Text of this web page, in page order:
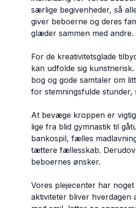
særlige begivenheder, så
giver beboerne og deres
glæder sammen med andre.
For de kreativitetsglade
kan udfolde sig
bog og gode samtaler om
for stemningsfulde
At bevæge kroppen er
lige fra blid gymnastik til
bankospil, fælles
tættere fællesskab.
beboernes ønsker.
Vores plejecenter har
aktiviteter bliver hverdagen